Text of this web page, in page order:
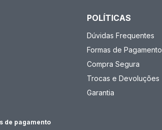
POLÍTICAS
Dúvidas Frequentes
Formas de Pagamento
Compra Segura
Trocas e Devoluções
Garantia
de pagamento